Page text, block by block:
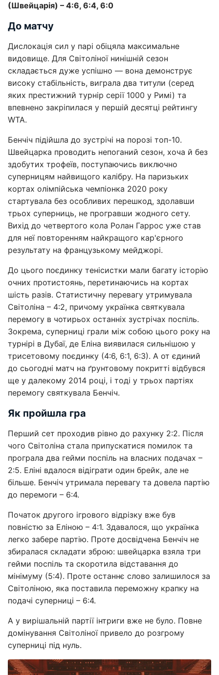
(Швейцарія) – 4:6, 6:4, 6:0
До матчу
Дислокація сил у парі обіцяла максимальне
видовище. Для Світоліної нинішній сезон
складається дуже успішно — вона демонструє
високу стабільність, виграла два титули (серед
яких престижний турнір серії 1000 у Римі) та
впевнено закріпилася у першій десятці рейтингу
WTA.
Бенчіч підійшла до зустрічі на порозі топ-10.
Швейцарка проводить непоганий сезон, хоча й без
здобутих трофеїв, поступаючись виключно
суперницям найвищого калібру. На паризьких
кортах олімпійська чемпіонка 2020 року
стартувала без особливих перешкод, здолавши
трьох суперниць, не програвши жодного сету.
Вихід до четвертого кола Ролан Гаррос уже став
для неї повторенням найкращого кар'єрного
результату на французькому мейджорі.
До цього поєдинку тенісистки мали багату історію
очних протистоянь, перетинаючись на кортах
шість разів. Статистичну перевагу утримувала
Світоліна – 4:2, причому українка святкувала
перемогу в чотирьох останніх зустрічах поспіль.
Зокрема, суперниці грали між собою цього року на
турнірі в Дубаї, де Еліна виявилася сильнішою у
трисетовому поєдинку (4:6, 6:1, 6:3). А от єдиний
до сьогодні матч на ґрунтовому покритті відбувся
ще у далекому 2014 році, і тоді у трьох партіях
перемогу святкувала Бенчіч.
Як пройшла гра
Перший сет проходив рівно до рахунку 2:2. Після
чого Світоліна стала припускатися помилок та
програла два гейми поспіль на власних подачах –
2:5. Еліні вдалося відіграти один брейк, але не
більше. Бенчіч утримала перевагу та довела партію
до перемоги – 6:4.
Початок другого ігрового відрізку вже був
повністю за Еліною – 4:1. Здавалося, що українка
легко забере партію. Проте досвідчена Бенчіч не
збиралася складати зброю: швейцарка взяла три
гейми поспіль та скоротила відставання до
мінімуму (5:4). Проте останнє слово залишилося за
Світоліною, яка поставила переможну крапку на
подачі суперниці – 6:4.
А у вирішальній партії інтриги вже не було. Повне
домінування Світоліної привело до розгрому
суперниці під нуль.